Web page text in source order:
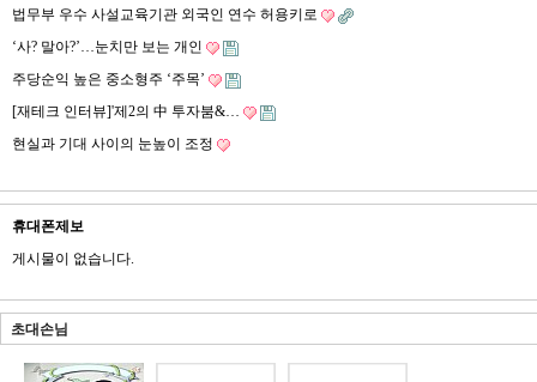
법무부 우수 사설교육기관 외국인 연수 허용키로
‘사? 말아?’…눈치만 보는 개인
주당순익 높은 중소형주 ‘주목’
[재테크 인터뷰]'제2의 中 투자붐&…
현실과 기대 사이의 눈높이 조정
휴대폰제보
게시물이 없습니다.
초대손님